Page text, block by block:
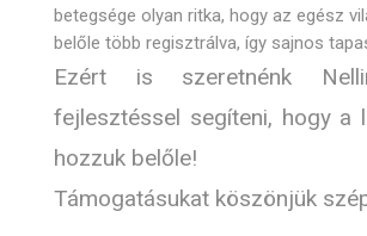
betegsége olyan ritka, hogy az egész
belőle több regisztrálva, így sajnos
Ezért is szeretnénk
fejlesztéssel segíteni, hogy a
hozzuk belőle!
Támogatásukat köszönjük